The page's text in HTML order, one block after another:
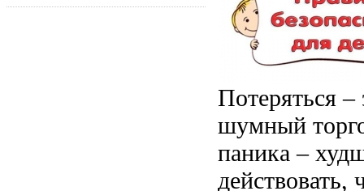
Потеряться –
шумный
паника –
действовать,